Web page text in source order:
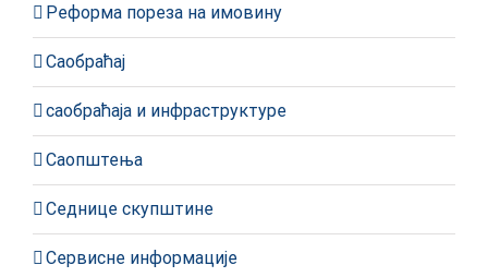
Реформа пореза на имовину
Саобраћај
саобраћаја и инфраструктуре
Саопштења
Седнице скупштине
Сервисне информације